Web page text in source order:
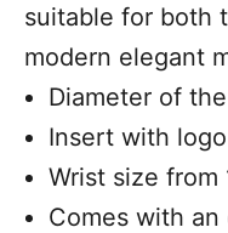
suitable for both
modern elegant
Diameter of
Insert with
Wrist size from
Comes with an